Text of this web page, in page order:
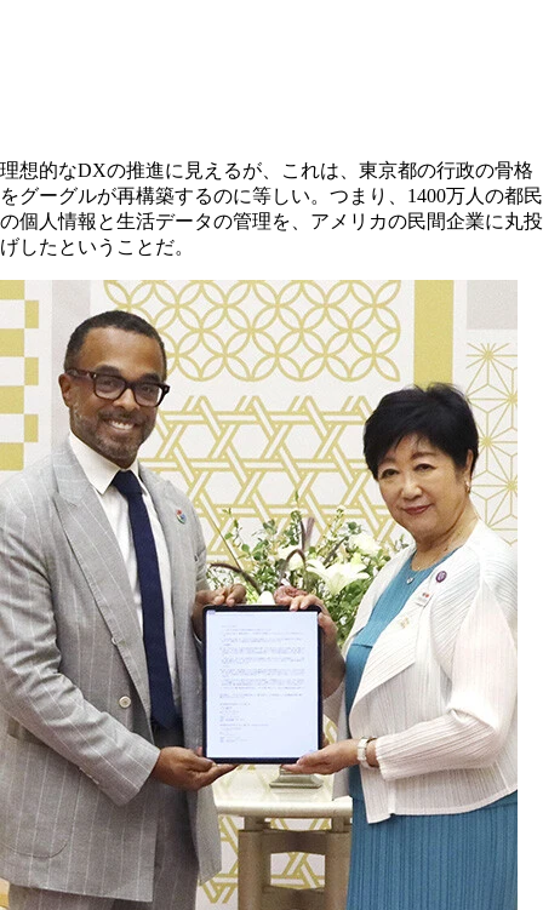
理想的なDXの推進に見えるが、これは、東京都の行政の骨格
をグーグルが再構築するのに等しい。つまり、1400万人の都民
の個人情報と生活データの管理を、アメリカの民間企業に丸投
げしたということだ。